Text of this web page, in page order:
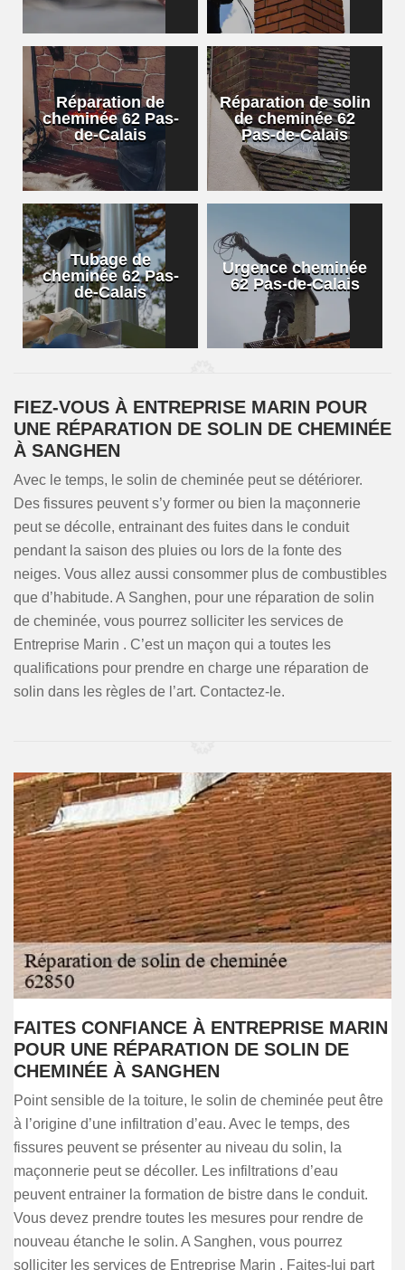
Réparation de
cheminée 62 Pas-
de-Calais
Réparation de solin
de cheminée 62
Pas-de-Calais
Tubage de
cheminée 62 Pas-
de-Calais
Urgence cheminée
62 Pas-de-Calais
FIEZ-VOUS À ENTREPRISE MARIN POUR
UNE RÉPARATION DE SOLIN DE CHEMINÉE
À SANGHEN
Avec le temps, le solin de cheminée peut se détériorer.
Des fissures peuvent s’y former ou bien la maçonnerie
peut se décolle, entrainant des fuites dans le conduit
pendant la saison des pluies ou lors de la fonte des
neiges. Vous allez aussi consommer plus de combustibles
que d’habitude. A Sanghen, pour une réparation de solin
de cheminée, vous pourrez solliciter les services de
Entreprise Marin . C’est un maçon qui a toutes les
qualifications pour prendre en charge une réparation de
solin dans les règles de l’art. Contactez-le.
FAITES CONFIANCE À ENTREPRISE MARIN
POUR UNE RÉPARATION DE SOLIN DE
CHEMINÉE À SANGHEN
Point sensible de la toiture, le solin de cheminée peut être
à l’origine d’une infiltration d’eau. Avec le temps, des
fissures peuvent se présenter au niveau du solin, la
maçonnerie peut se décoller. Les infiltrations d’eau
peuvent entrainer la formation de bistre dans le conduit.
Vous devez prendre toutes les mesures pour rendre de
nouveau étanche le solin. A Sanghen, vous pourrez
solliciter les services de Entreprise Marin . Faites-lui part